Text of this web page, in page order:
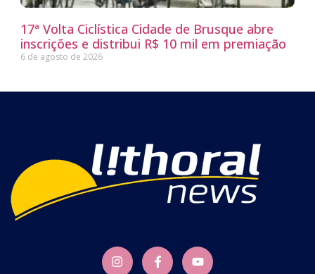
17ª Volta Ciclística Cidade de Brusque abre
inscrições e distribui R$ 10 mil em premiação
6 de agosto de 2026